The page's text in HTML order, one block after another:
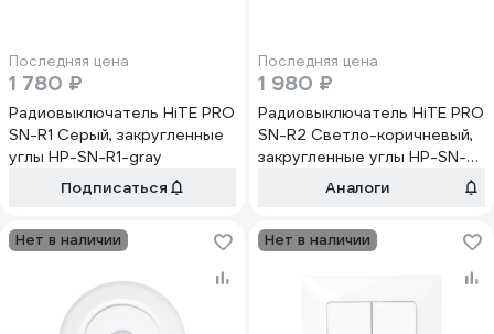
Последняя цена
1 780 ₽
Радиовыключатель HiTE PRO
SN-R1 Серый, закругленные
углы HP-SN-R1-gray
Подписаться
Последняя цена
1 980 ₽
Радиовыключатель HiTE PRO
SN-R2 Светло-коричневый,
закругленные углы HP-SN-
R2-light-brown
Аналоги
Нет в наличии Нет в наличии